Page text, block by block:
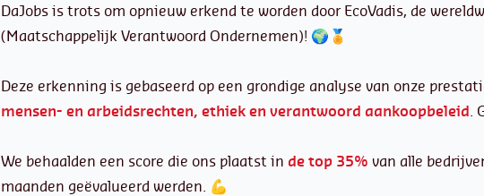
DaJobs is trots om opnieuw erkend te worden door EcoVadis, de
(Maatschappelijk Verantwoord Ondernemen)! 🌍🏅
Deze erkenning is gebaseerd op een grondige analyse van onze
mensen- en arbeidsrechten, ethiek en verantwoord aankoopbeleid
We behaalden een score die ons plaatst in de top 35% van alle
maanden geëvalueerd werden. 💪